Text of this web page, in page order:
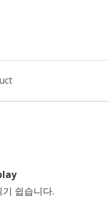
쉽습니다.